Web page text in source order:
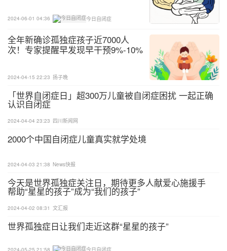
2024-06-01 04:36 今日自闭症
全年新确诊孤独症孩子近7000人
次！专家提醒早发现早干预9%-10%
2024-04-15 22:23 扬子晚
「世界自闭症日」超300万儿童被自闭症困扰 一起正确
认识自闭症
2024-04-04 23:23 四川新闻网
2000个中国自闭症儿童真实就学处境
2024-04-03 21:38 News快报
今天是世界孤独症关注日，期待更多人献爱心施援手
帮助“星星的孩子”成为“我们的孩子”
2024-04-02 08:31 文汇报
世界孤独症日让我们走近这群“星星的孩子”
2024-05-25 21:58 今日自闭症